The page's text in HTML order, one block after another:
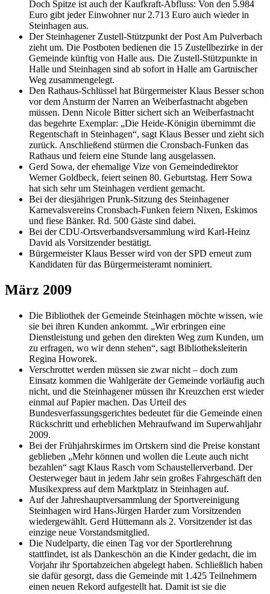
Doch Spitze ist auch der Kaufkraft-Abfluss: Von den 5.984
Euro gibt jeder Einwohner nur 2.713 Euro auch wieder in
Steinhagen aus.
Der Steinhagener Zustell-Stützpunkt der Post Am Pulverbach
zieht um. Die Postboten bedienen die 15 Zustellbezirke in der
Gemeinde künftig von Halle aus. Die Zustell-Stützpunkte in
Halle und Steinhagen sind ab sofort in Halle am Gartnischer
Weg zusammengelegt.
Den Rathaus-Schlüssel hat Bürgermeister Klaus Besser schon
vor dem Ansturm der Narren an Weiberfastnacht abgeben
müssen. Denn Nicole Bitter sichert sich an Weiberfastnacht
das begehrte Exemplar: „Die Heide-Königin übernimmt die
Regentschaft in Steinhagen“, sagt Klaus Besser und zieht sich
zurück. Anschließend stürmen die Cronsbach-Funken das
Rathaus und feiern eine Stunde lang ausgelassen.
Gerd Sowa, der ehemalige Vize von Gemeindedirektor
Werner Goldbeck, feiert seinen 80. Geburtstag. Herr Sowa
hat sich sehr um Steinhagen verdient gemacht.
Bei der diesjährigen Prunk-Sitzung des Steinhagener
Karnevalsvereins Cronsbach-Funken feiern Nixen, Eskimos
und fiese Bänker. Rd. 500 Gäste sind dabei.
Bei der CDU-Ortsverbandsversammlung wird Karl-Heinz
David als Vorsitzender bestätigt.
Bürgermeister Klaus Besser wird von der SPD erneut zum
Kandidaten für das Bürgermeisteramt nominiert.
März 2009
Die Bibliothek der Gemeinde Steinhagen möchte wissen, wie
sie bei ihren Kunden ankommt. „Wir erbringen eine
Dienstleistung und gehen den direkten Weg zum Kunden, um
zu erfragen, wo wir denn stehen“, sagt Bibliotheksleiterin
Regina Howorek.
Verschrottet werden müssen sie zwar nicht – doch zum
Einsatz kommen die Wahlgeräte der Gemeinde vorläufig auch
nicht, und die Steinhagener müssen ihr Kreuzchen erst wieder
einmal auf Papier machen. Das Urteil des
Bundesverfassungsgerichtes bedeutet für die Gemeinde einen
Rückschritt und erheblichen Mehraufwand im Superwahljahr
2009.
Bei der Frühjahrskirmes im Ortskern sind die Preise konstant
geblieben „Mehr können und wollen die Leute auch nicht
bezahlen“ sagt Klaus Rasch vom Schaustellerverband. Der
Oesterweger baut in jedem Jahr sein großes Fahrgeschäft den
Musikexpress auf dem Marktplatz in Steinhagen auf.
Auf der Jahreshauptversammlung der Sportvereinigung
Steinhagen wird Hans-Jürgen Harder zum Vorsitzenden
wiedergewählt. Gerd Hüttemann als 2. Vorsitzender ist das
einzige neue Vorstandsmitglied.
Die Nudelparty, die einen Tag vor der Sportlerehrung
stattfindet, ist als Dankeschön an die Kinder gedacht, die im
Vorjahr ihr Sportabzeichen abgelegt haben. Schließlich haben
sie dafür gesorgt, dass die Gemeinde mit 1.425 Teilnehmern
einen neuen Rekord aufgestellt hat. Damit ist sie die